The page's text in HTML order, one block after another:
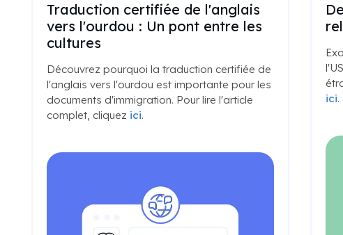
Traduction certifiée de l'anglais
vers l'ourdou : Un pont entre les
cultures
Découvrez pourquoi la traduction certifiée de
l'anglais vers l'ourdou est importante pour les
documents d'immigration. Pour lire l'article
complet, cliquez ici.
ici.